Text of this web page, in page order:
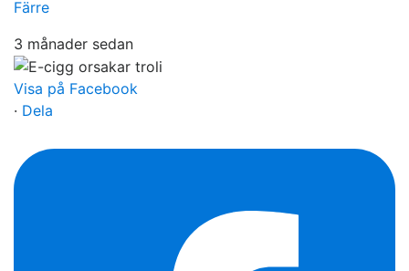
Färre
3 månader sedan
Visa på Facebook
· Dela